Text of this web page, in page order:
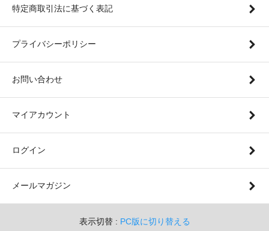
特定商取引法に基づく表記
プライバシーポリシー
お問い合わせ
マイアカウント
ログイン
メールマガジン
表示切替 : PC版に切り替える